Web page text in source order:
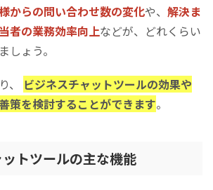
からの問い合わせ数の変化や、 解決ま
者の業務効率向上などが、どれくらい
しょう。
、 ビジネスチャットツールの効果や
策を検討することができます。
トツールの主な機能